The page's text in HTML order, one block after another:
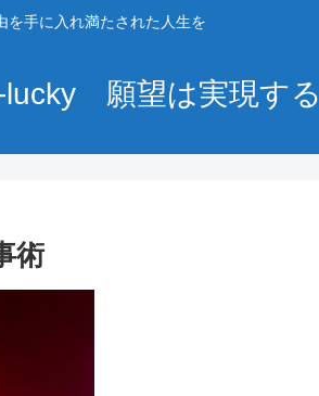
を手に入れ満たされた人生を
lucky 願望は実現する
術